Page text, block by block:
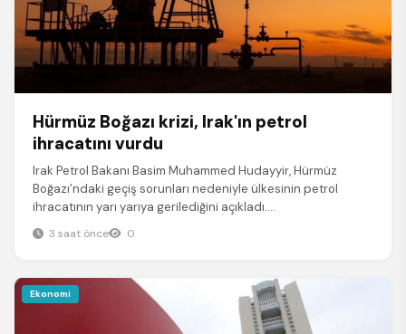
Hürmüz Boğazı krizi, Irak'ın petrol
ihracatını vurdu
Irak Petrol Bakanı Basim Muhammed Hudayyir, Hürmüz
Boğazı’ndaki geçiş sorunları nedeniyle ülkesinin petrol
ihracatının yarı yarıya gerilediğini açıkladı....
3 saat önce 0
Ekonomi